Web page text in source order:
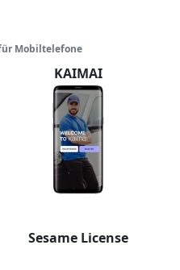
Mobiltelefone
KAIMAI
Sesame License